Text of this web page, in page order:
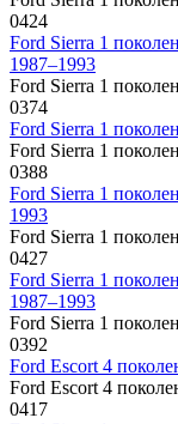
0424
Ford Sierra 1
1987–1993
Ford Sierra 1
0374
Ford Sierra 1
Ford Sierra 1
0388
Ford Sierra 1
1993
Ford Sierra 1
0427
Ford Sierra 1
1987–1993
Ford Sierra 1
0392
Ford Escort 4
Ford Escort 4
0417